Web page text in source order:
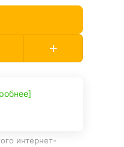
интернет-